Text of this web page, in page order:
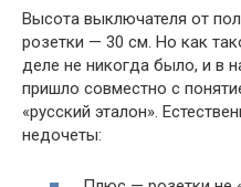
Высота выключателя от
розетки — 30 см. Но как
деле не никогда было, и в
пришло совместно с
«русский эталон».
недочеты: